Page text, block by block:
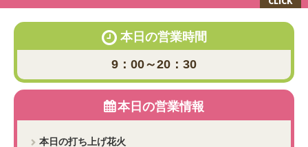
本日の営業時間
9：00～20：30
本日の営業情報
本日の打ち上げ花火